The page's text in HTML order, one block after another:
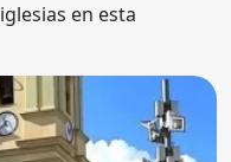
iglesias en esta